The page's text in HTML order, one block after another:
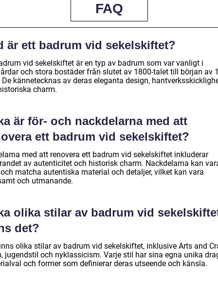
FAQ
är ett badrum vid sekelskiftet?
vid sekelskiftet är en typ av badrum som var vanligt i
och stora bostäder från slutet av 1800-talet till början av
kännetecknas av deras eleganta design,
charm.
är för- och nackdelarna med att
ett badrum vid sekelskiftet?
med att renovera ett badrum vid sekelskiftet inkluderar
av autenticitet och historisk charm. Nackdelarna kan
matcha autentiska material och detaljer, vilket kan vara
och utmanande.
olika stilar av badrum vid
det?
olika stilar av badrum vid sekelskiftet, inklusive Arts and
jugendstil och nyklassicism. Varje stil har sina egna unika
och former som definierar deras utseende och känsla.